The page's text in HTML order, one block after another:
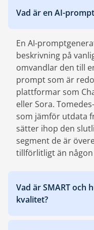
Vad är en AI-
En AI-
beskrivning på
omvandlar den till
prompt som är
plattformar som
eller Sora.
som jämför utdata
sätter ihop den
segment de är
tillförlitligt än
Vad är SMART
kvalitet?